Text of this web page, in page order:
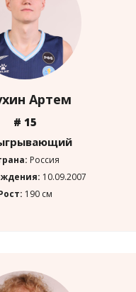
Артем
# 15
Россия
10.09.2007
190 см